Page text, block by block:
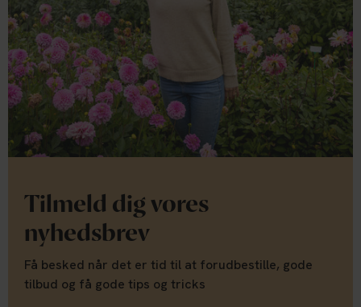
Tilmeld dig vores
nyhedsbrev
Få besked når det er tid til at forudbestille, gode
tilbud og få gode tips og tricks